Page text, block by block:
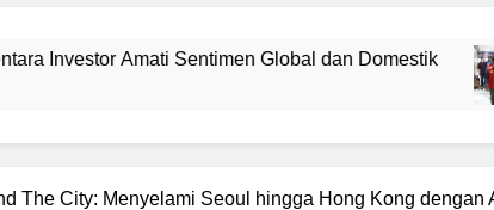
Amati Sentimen Global dan Domestik
The City: Menyelami Seoul hingga Hong Kong dengan